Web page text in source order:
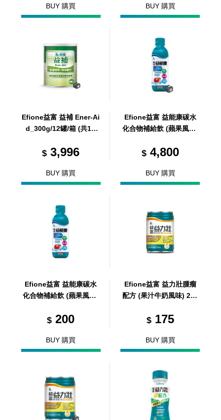
BUY 購買 BUY 購買
Efione益富 益補 Ener-Ai
d_300g/12罐/箱 (共12
$3,996
BUY 購買
Efione益富 益能康碳水
化合物補給飲 (蘋果風味)
共1箱)
$4,800
BUY 購買
Efione益富 益能康碳水
化合物補給飲 (蘋果風味)
$200
BUY 購買
Efione益富 益力壯腫瘤
配方 (果汁牛奶風味) 237
$175
BUY 購買